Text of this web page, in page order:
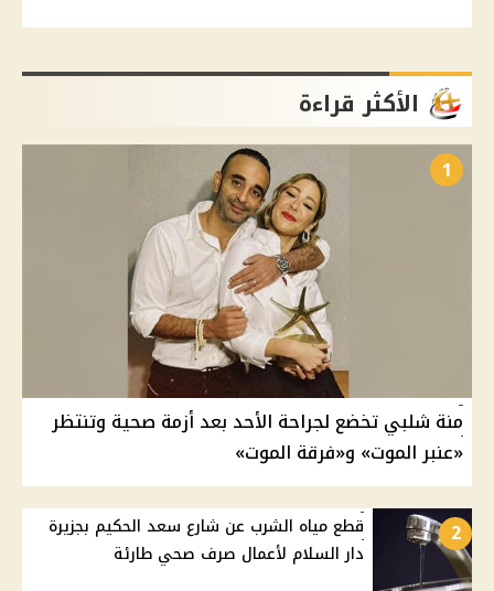
الأكثر قراءة
1
منة شلبي تخضع لجراحة الأحد بعد أزمة صحية وتنتظر
«عنبر الموت» و«فرقة الموت»
2
قطع مياه الشرب عن شارع سعد الحكيم بجزيرة
دار السلام لأعمال صرف صحي طارئة